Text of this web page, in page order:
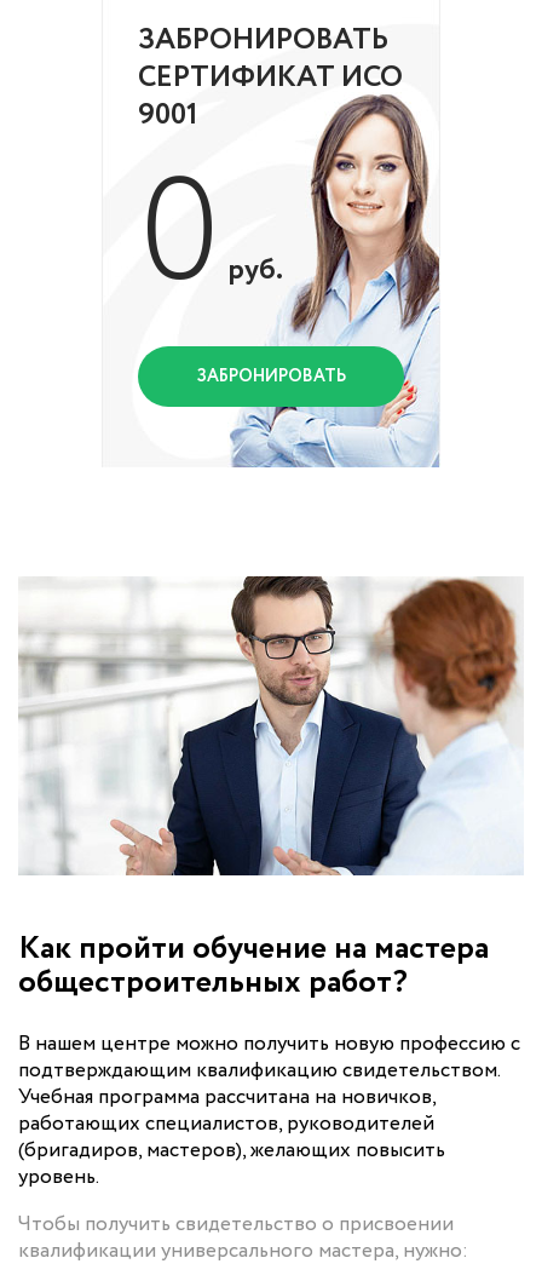
ЗАБРОНИРОВАТЬ
СЕРТИФИКАТ ИСО
9001
0 руб.
ЗАБРОНИРОВАТЬ
Как пройти обучение на мастера
общестроительных работ?
В нашем центре можно получить новую профессию с
подтверждающим квалификацию свидетельством.
Учебная программа рассчитана на новичков,
работающих специалистов, руководителей
(бригадиров, мастеров), желающих повысить
уровень.
Чтобы получить свидетельство о присвоении
квалификации универсального мастера, нужно: